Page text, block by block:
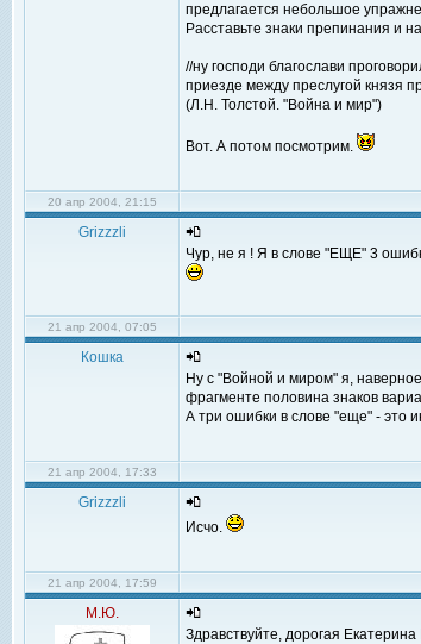
предлагается небольшое
Расставьте знаки препинания и
//ну господи благослави
приезде между преслугой князя
(Л.Н. Толстой. "Война и мир")
Вот. А потом посмотрим.
20 апр 2004, 21:15
Grizzzli
Чур, не я ! Я в слове "ЕЩЕ" 3
21 апр 2004, 07:05
Кошка
Ну с "Войной и миром" я,
фрагменте половина знаков
А три ошибки в слове "еще" - это
21 апр 2004, 17:33
Grizzzli
Исчо.
21 апр 2004, 17:59
М.Ю.
Здравствуйте, дорогая